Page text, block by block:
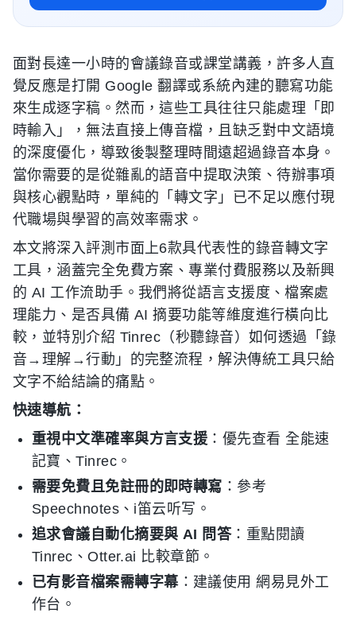
面對長達一小時的會議錄音或課堂講義，許多人直
覺反應是打開 Google 翻譯或系統內建的聽寫功能
來生成逐字稿。然而，這些工具往往只能處理「即
時輸入」，無法直接上傳音檔，且缺乏對中文語境
的深度優化，導致後製整理時間遠超過錄音本身。
當你需要的是從雜亂的語音中提取決策、待辦事項
與核心觀點時，單純的「轉文字」已不足以應付現
代職場與學習的高效率需求。
本文將深入評測市面上6款具代表性的錄音轉文字
工具，涵蓋完全免費方案、專業付費服務以及新興
的 AI 工作流助手。我們將從語言支援度、檔案處
理能力、是否具備 AI 摘要功能等維度進行橫向比
較，並特別介紹 Tinrec（秒聽錄音）如何透過「錄
音→理解→行動」的完整流程，解決傳統工具只給
文字不給結論的痛點。
快速導航：
重視中文準確率與方言支援 ：優先查看 全能速
記寶、Tinrec。
需要免費且免註冊的即時轉寫 ：參考
Speechnotes、i笛云听写。
追求會議自動化摘要與 AI 問答：重點閱讀
Tinrec、Otter.ai 比較章節。
已有影音檔案需轉字幕：建議使用 網易見外工
作台。